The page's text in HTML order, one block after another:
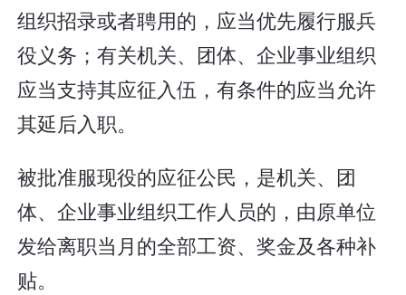
组织招录或者聘用的，应当优先履行服兵
役义务；有关机关、团体、企业事业组织
应当支持其应征入伍，有条件的应当允许
其延后入职。
被批准服现役的应征公民，是机关、团
体、企业事业组织工作人员的，由原单位
发给离职当月的全部工资、奖金及各种补
贴。